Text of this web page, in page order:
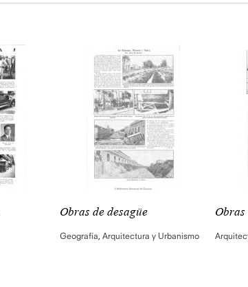
Obras de desagüe
Geografía, Arquitectura y Urbanismo
Obras